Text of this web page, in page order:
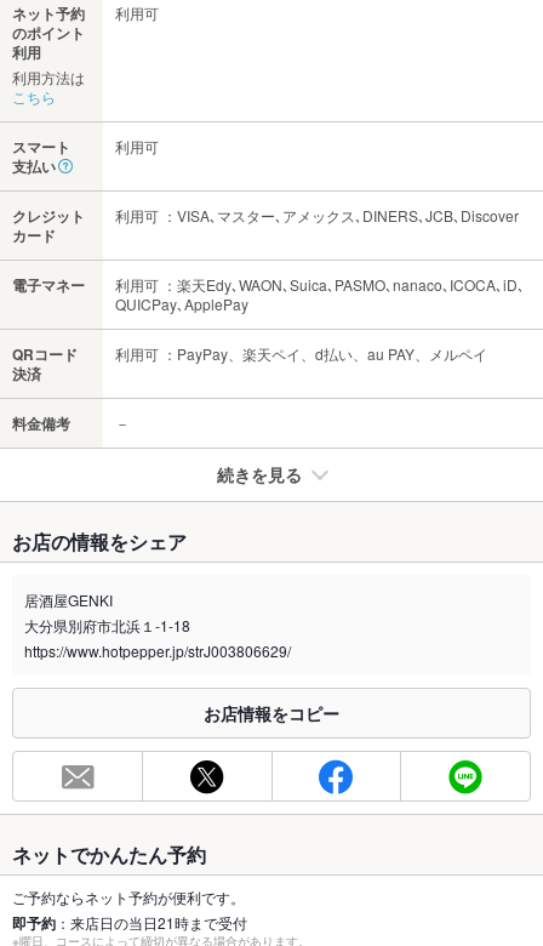
ネット予約
のポイント
利用
利用方法は
こちら
利用可
スマート
支払い
利用可
クレジット
カード
利用可 ：VISA､マスター､アメックス､DINERS､JCB､Discover
電子マネー
利用可 ：楽天Edy､WAON､Suica､PASMO､nanaco､ICOCA､iD､
QUICPay､ApplePay
QRコード
決済
利用可 ：PayPay、楽天ペイ、d払い、au PAY、メルペイ
料金備考 －
続きを見る
禁煙・喫煙
全席禁煙
喫煙専用室 あり
合わせください。
お席
容人数
個室 あり
お店の情報をシェア
居酒屋GENKI
大分県別府市北浜１-1-18
https://www.hotpepper.jp/strJ003806629/
お店情報をコピー
ネットでかんたん予約
ご予約ならネット予約が便利です。
即予約 ：来店日の当日21時まで受付
※曜日、コースによって締切が異なる場合があります。